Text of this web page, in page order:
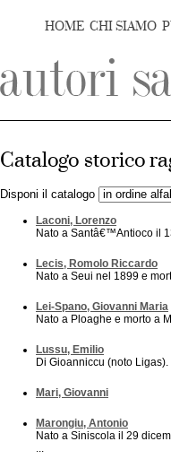
HOME CHI SIAMO
Catalogo storico
Disponi il catalogo
Laconi, Lorenzo
Nato a Santâ€™Antioco il
Lecis, Romolo Riccardo
Nato a Seui nel 1899 e
Lei-Spano, Giovanni Maria
Nato a Ploaghe e morto a
Lussu, Emilio
Di Gioanniccu (noto
Mari, Giovanni
Marongiu, Antonio
Nato a Siniscola il 29